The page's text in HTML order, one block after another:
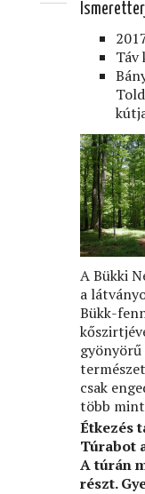
Táv
A Bükki
a
Bükk-
gyönyörű
csak
több mint
Étkezés
Túrabot
A túrán
részt.